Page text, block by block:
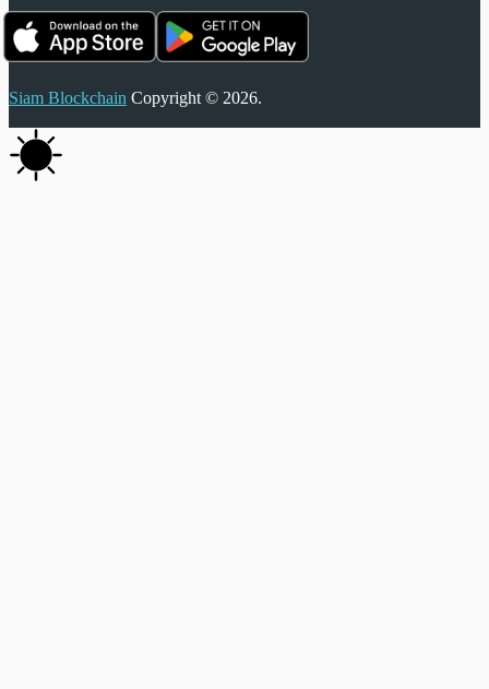
Siam Blockchain Copyright © 2026.